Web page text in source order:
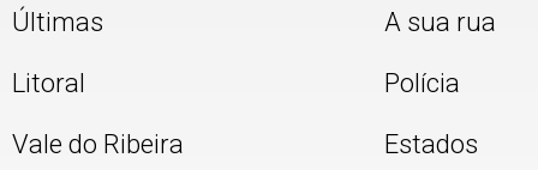
Últimas
Litoral
Vale do Ribeira
A sua rua
Polícia
Estados